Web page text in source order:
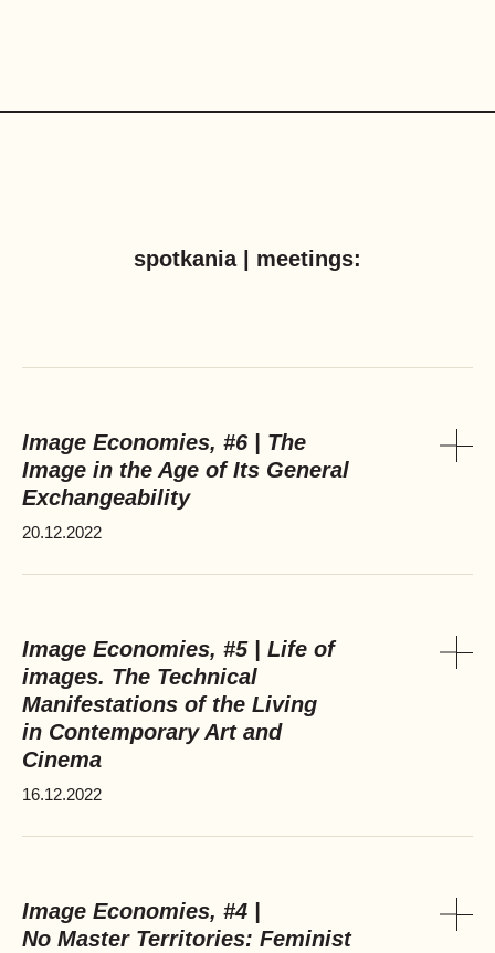
spotkania | meetings:
Image Economies, #6 | The
Image in the Age of Its General
Exchangeability
20.12.2022
Image Economies, #5 | Life of
images. The Technical
Manifestations of the Living
in Contemporary Art and
Cinema
16.12.2022
Image Economies, #4 |
No Master Territories: Feminist